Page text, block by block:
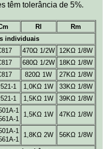
têm tolerância de 5%.
Rl
Rm
individuais
470Ω 1/2W
12KΩ 1/8W
680Ω 1/2W
18KΩ 1/8W
820Ω 1W
27KΩ 1/8W
1 1,0KΩ 1W
33KΩ 1/8W
1 1,5KΩ 1W 39KΩ 1/8W
1
1
1,5KΩ 1W 47KΩ 1/8W
1
1
1,8KΩ 2W 56KΩ 1/8W